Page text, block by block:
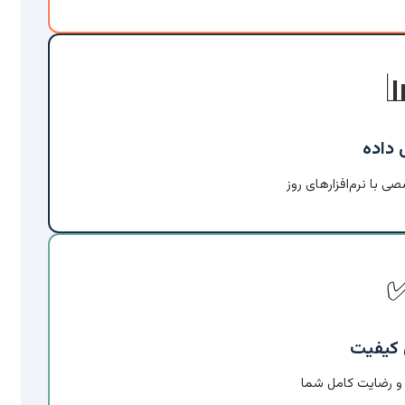
داده
با نرم‌افزارهای روز
رضایت کامل شما